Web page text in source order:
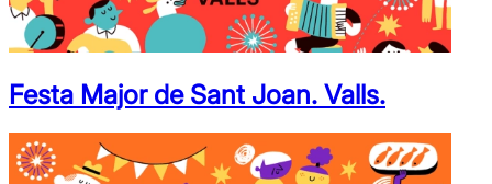
Festa Major de Sant Joan. Valls.